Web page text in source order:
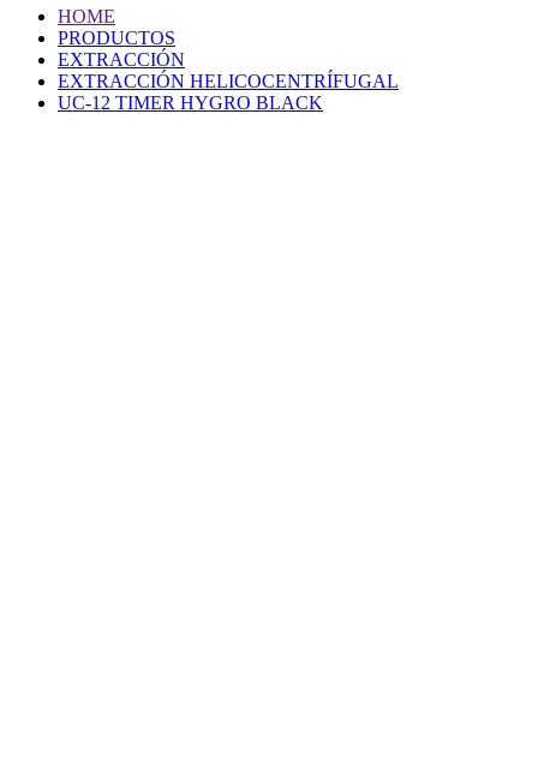
HOME
PRODUCTOS
EXTRACCIÓN
EXTRACCIÓN HELICOCENTRÍFUGAL
UC-12 TIMER HYGRO BLACK